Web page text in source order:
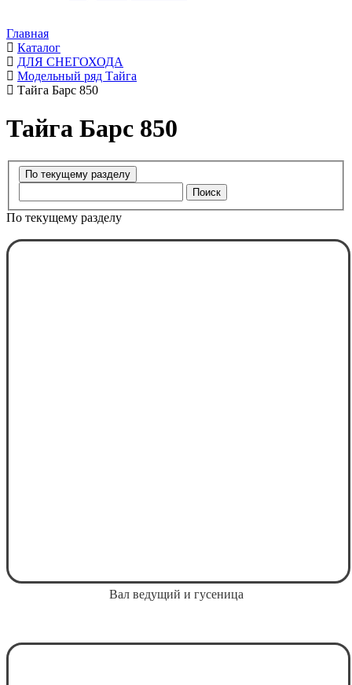
Главная
Каталог
ДЛЯ СНЕГОХОДА
Модельный ряд Тайга
Тайга Барс 850
Тайга Барс 850
Поиск
По текущему разделу
Вал ведущий и гусеница